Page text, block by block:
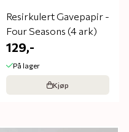
Resirkulert Gavepapir -
Four Seasons (4 ark)
129,-
På lager
Kjøp